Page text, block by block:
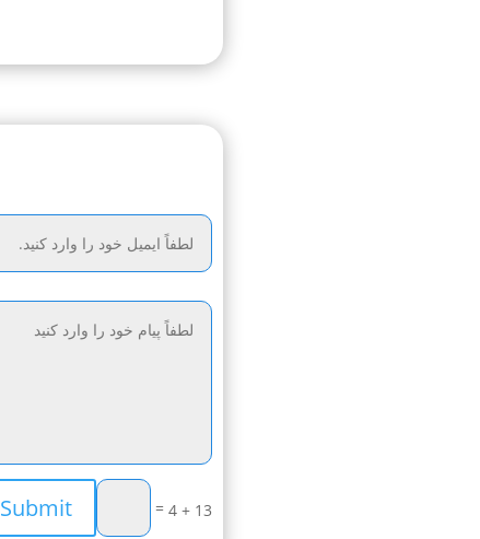
13 + 4
=
Submit